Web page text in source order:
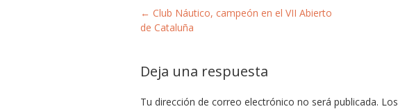
Post navigation
← Club Náutico, campeón en el VII Abierto
de Cataluña
Deja una respuesta
Tu dirección de correo electrónico no será publicada.